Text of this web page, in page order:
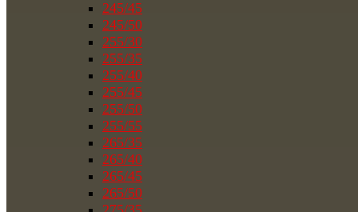
245/45
245/50
255/30
255/35
255/40
255/45
255/50
255/55
265/35
265/40
265/45
265/50